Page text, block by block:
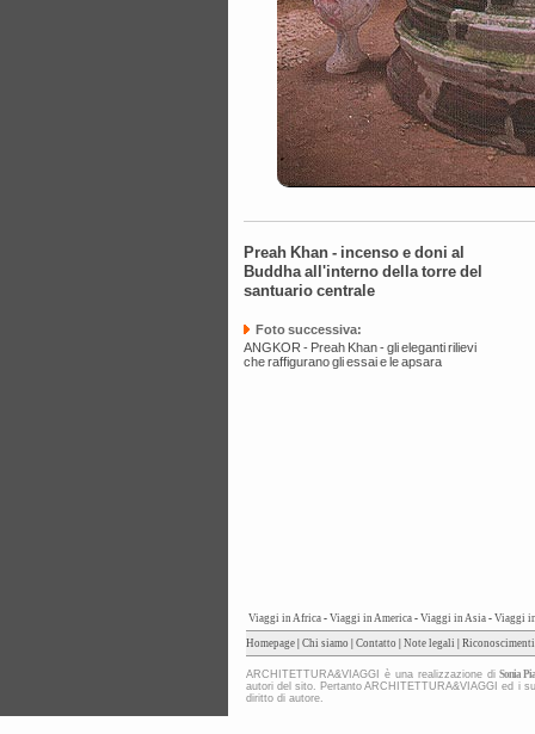
Preah Khan - incenso e doni al
Buddha all'interno della torre del
santuario centrale
Foto successiva:
ANGKOR - Preah Khan - gli eleganti rilievi
che raffigurano gli essai e le apsara
Viaggi in Africa - Viaggi in America - Viaggi in Asia - Viaggi
Homepage Chi siamo Contatto Note legali Riconoscimenti
ARCHITETTURA&VIAGGI è una realizzazione diSonia
autori del sito. Pertanto ARCHITETTURA&VIAGGI ed i
diritto di autore.